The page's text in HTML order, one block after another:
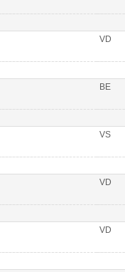
VD
BE
VS
VD
VD